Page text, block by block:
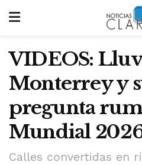
VIDEOS:
Monterrey y
pregunta
Mundial
Calles convertidas en